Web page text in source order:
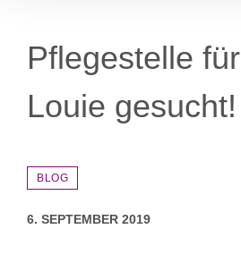
Pflegestelle für
Louie gesucht!
BLOG
6. SEPTEMBER 2019